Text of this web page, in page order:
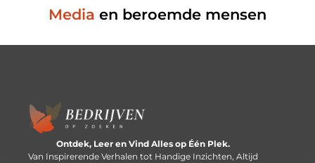
Media en beroemde mensen
Ontdek, Leer en Vind Alles op Één Plek.
Van Inspirerende Verhalen tot Handige Inzichten, Altijd